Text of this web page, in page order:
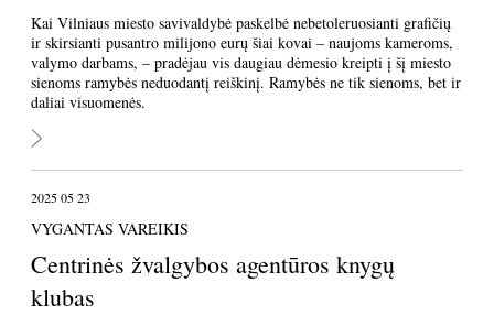
Kai Vilniaus miesto savivaldybė paskelbė nebetoleruosianti grafičių
ir skirsianti pusantro milijono eurų šiai kovai – naujoms kameroms,
valymo darbams, – pradėjau vis daugiau dėmesio kreipti į šį miesto
sienoms ramybės neduodantį reiškinį. Ramybės ne tik sienoms, bet ir
daliai visuomenės.
2025 05 23
VYGANTAS VAREIKIS
Centrinės žvalgybos agentūros knygų
klubas